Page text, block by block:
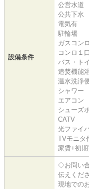
設備条件
公営水道
公共下水
電気有
駐輪場
ガスコンロ
コンロ１口
バス・ト
追焚機能
温水洗浄
シャワー
エアコン
シューズ
CATV
光ファイ
TVモニタ
家賃+初
◇お問い
伝えくだ
現地での